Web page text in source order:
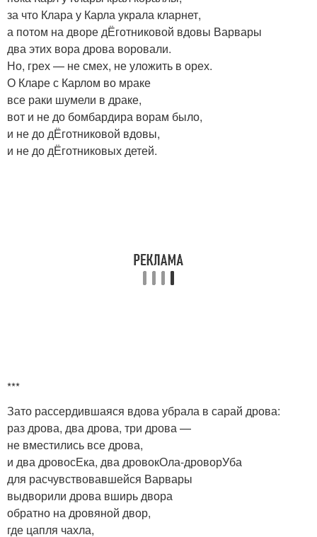
за что Клара у Карла украла кларнет,
а потом на дворе дЁготниковой вдовы Варвары
два этих вора дрова воровали.
Но, грех — не смех, не уложить в орех.
О Кларе с Карлом во мраке
все раки шумели в драке,
вот и не до бомбардира ворам было,
и не до дЁготниковой вдовы,
и не до дЁготниковых детей.
***
Зато рассердившаяся вдова убрала в сарай дрова:
раз дрова, два дрова, три дрова —
не вместились все дрова,
и два дровосЕка, два дровокОла-дроворУба
для расчувствовавшейся Варвары
выдворили дрова вширь двора
обратно на дровяной двор,
где цапля чахла,